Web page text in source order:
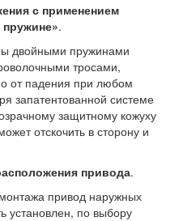
с применением
.
двойными пружинами
тросами,
от падения при любом
запатентованной системе
защитному кожуху
отскочить в сторону и
привода.
привод наружных
установлен, по выбору